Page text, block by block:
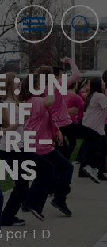
: UN
par T.D.